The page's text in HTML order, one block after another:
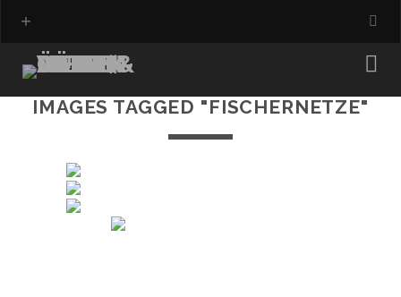
IMAGES TAGGED "FISCHERNETZE"